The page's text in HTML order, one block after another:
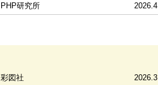
PHP研究所 2026.4
彩図社 2026.3